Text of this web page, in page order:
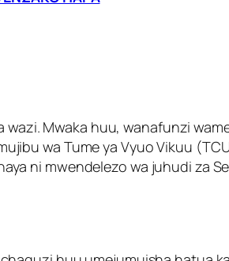
Mwaka huu, wanafunzi
wa Tume ya Vyuo Vikuu
ni mwendelezo wa juhudi za